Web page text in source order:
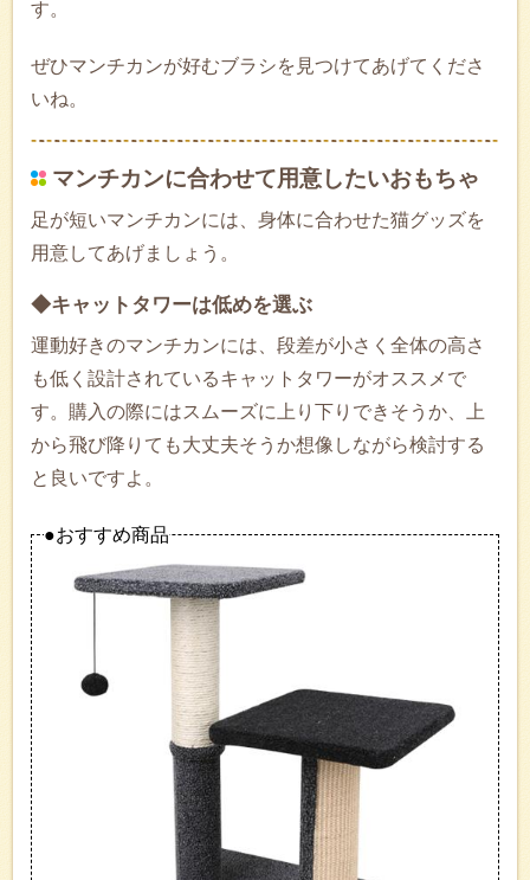
す。
ぜひマンチカンが好むブラシを見つけてあげてくださ
いね。
マンチカンに合わせて用意したいおもちゃ
足が短いマンチカンには、身体に合わせた猫グッズを
用意してあげましょう。
◆キャットタワーは低めを選ぶ
運動好きのマンチカンには、段差が小さく全体の高さ
も低く設計されているキャットタワーがオススメで
す。購入の際にはスムーズに上り下りできそうか、上
から飛び降りても大丈夫そうか想像しながら検討する
と良いですよ。
●おすすめ商品